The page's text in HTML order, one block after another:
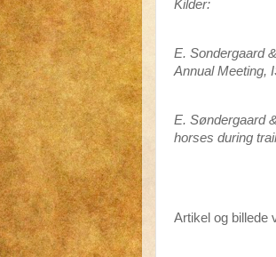
Kilder:
E. Sondergaard
Annual Meeting,
E. Søndergaard
horses during
Artikel og billede